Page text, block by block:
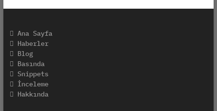
Ana Sayfa
Haberler
Blog
Basında
Snippets
İnceleme
Hakkında